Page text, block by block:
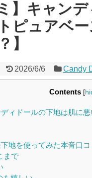
】キャン
ピュアベ
】
2026/6/6 Candy
Contents [
ィドールの下地は肌に
地を使ってみた本音口コ
まで